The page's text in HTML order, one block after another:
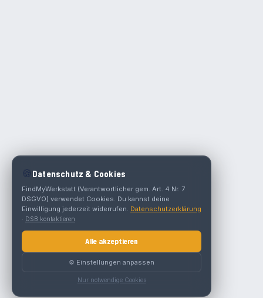
🍪 Datenschutz & Cookies
FindMyWerkstatt (Verantwortlicher gem. Art. 4 Nr. 7
DSGVO) verwendet Cookies. Du kannst deine
Einwilligung jederzeit widerrufen. Datenschutzerklärung
· DSB kontaktieren
Alle akzeptieren
⚙️ Einstellungen anpassen
Nur notwendige Cookies